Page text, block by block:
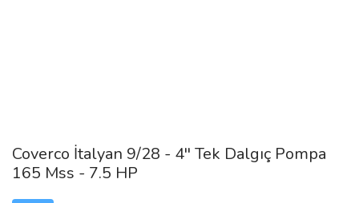
Coverco İtalyan 9/28 - 4'' Tek Dalgıç Pompa
165 Mss - 7.5 HP